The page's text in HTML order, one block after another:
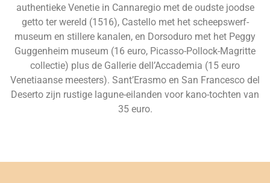
authentieke Venetie in Cannaregio met de oudste joodse
getto ter wereld (1516), Castello met het scheepswerf-
museum en stillere kanalen, en Dorsoduro met het Peggy
Guggenheim museum (16 euro, Picasso-Pollock-Magritte
collectie) plus de Gallerie dell’Accademia (15 euro
Venetiaanse meesters). Sant’Erasmo en San Francesco del
Deserto zijn rustige lagune-eilanden voor kano-tochten van
35 euro.